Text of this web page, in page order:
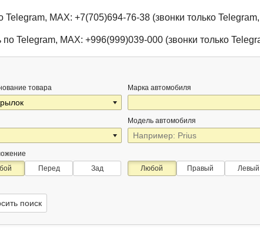
Telegram, MAX: +7(705)694-76-38 (звонки только
Telegram, MAX: +996(999)039-000 (звонки только
товара Марка автомобиля
Модель автомобиля
Перед Зад Любой Правый Левый
поиск